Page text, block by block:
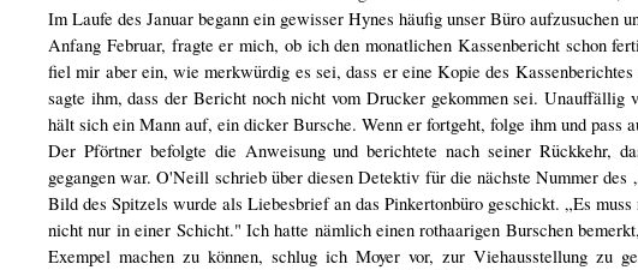
Im Laufe des Januar begann ein gewisser Hynes häufig unser Büro
Anfang Februar, fragte er mich, ob ich den monatlichen Kassenbericht schon
fiel mir aber ein, wie merkwürdig es sei, dass er eine Kopie des
sagte ihm, dass der Bericht noch nicht vom Drucker gekommen sei.
hält sich ein Mann auf, ein dicker Bursche. Wenn er fortgeht, folge ihm und pass
Der Pförtner befolgte die Anweisung und berichtete nach seiner Rückkehr,
gegangen war. O'Neill schrieb über diesen Detektiv für die nächste Nummer
Bild des Spitzels wurde als Liebesbrief an das Pinkertonbüro geschickt. „Es
nicht nur in einer Schicht." Ich hatte nämlich einen rothaarigen Burschen
Exempel machen zu können, schlug ich Moyer vor, zur Viehausstellung zu